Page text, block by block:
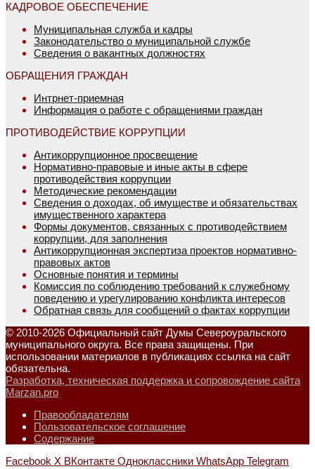
КАДРОВОЕ ОБЕСПЕЧЕНИЕ
Муниципальная служба и кадры
Законодательство о муниципальной службе
Сведения о вакантных должностях
ОБРАЩЕНИЯ ГРАЖДАН
Интрнет-приемная
Информация о работе с обращениями граждан
ПРОТИВОДЕЙСТВИЕ КОРРУПЦИИ
Антикоррупционное просвещение
Нормативно-правовые и иные акты в сфере
противодействия коррупции
Методические рекомендации
Сведения о доходах, об имуществе и обязательствах
имущественного характера
Формы документов, связанных с противодействием
коррупции, для заполнения
Антикоррупционная экспертиза проектов нормативно-
правовых актов
Основные понятия и термины
Комиссия по соблюдению требований к служебному
поведению и урегулированию конфликта интересов
Обратная связь для сообщений о фактах коррупции
© 2010-2026 Официальный сайт Думы Североуральского
муниципального округа. Все права защищены. При
использовании материалов в публикациях ссылка на сайт
обязательна.
Разработка, техническая поддержка и сопровождение сайта
Marzan.pro
Правообладателям
Пользовательское соглашение
Содержание
Facebook X ВКонтакте Одноклассники WhatsApp Telegram